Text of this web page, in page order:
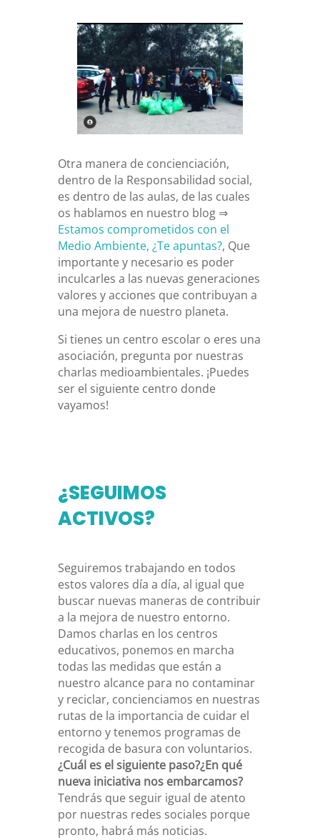
Otra manera de concienciación,
dentro de la Responsabilidad social,
es dentro de las aulas, de las cuales
os hablamos en nuestro blog ⇒
Estamos comprometidos con el
Medio Ambiente, ¿Te apuntas?, Que
importante y necesario es poder
inculcarles a las nuevas generaciones
valores y acciones que contribuyan a
una mejora de nuestro planeta.
Si tienes un centro escolar o eres una
asociación, pregunta por nuestras
charlas medioambientales. ¡Puedes
ser el siguiente centro donde
vayamos!
¿SEGUIMOS
ACTIVOS?
Seguiremos trabajando en todos
estos valores día a día, al igual que
buscar nuevas maneras de contribuir
a la mejora de nuestro entorno.
Damos charlas en los centros
educativos, ponemos en marcha
todas las medidas que están a
nuestro alcance para no contaminar
y reciclar, concienciamos en nuestras
rutas de la importancia de cuidar el
entorno y tenemos programas de
recogida de basura con voluntarios.
¿Cuál es el siguiente paso?¿En qué
nueva iniciativa nos embarcamos?
Tendrás que seguir igual de atento
por nuestras redes sociales porque
pronto, habrá más noticias.